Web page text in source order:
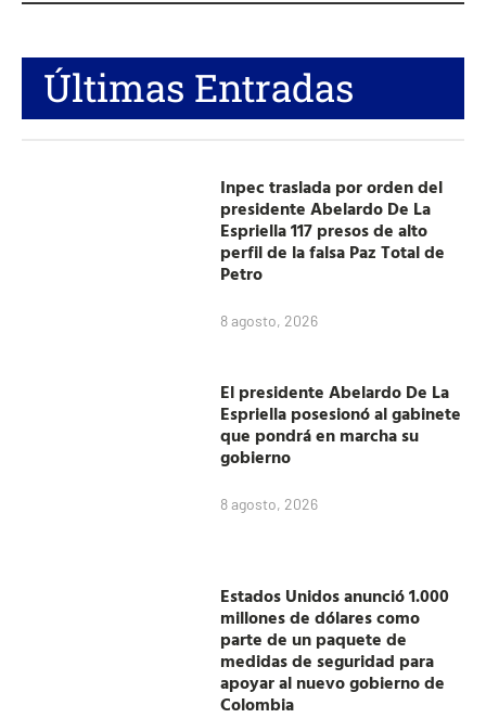
Últimas Entradas
Inpec traslada por orden del
presidente Abelardo De La
Espriella 117 presos de alto
perfil de la falsa Paz Total de
Petro
8 agosto, 2026
El presidente Abelardo De La
Espriella posesionó al gabinete
que pondrá en marcha su
gobierno
8 agosto, 2026
Estados Unidos anunció 1.000
millones de dólares como
parte de un paquete de
medidas de seguridad para
apoyar al nuevo gobierno de
Colombia